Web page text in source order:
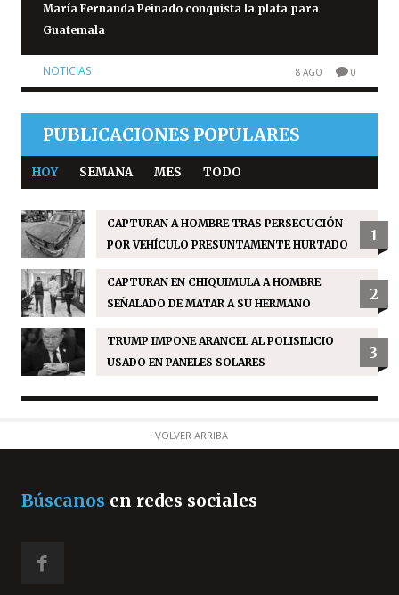
María Fernanda Peinado conquista la plata para
Guatemala
NOTICIAS 8 AGO 0
PUBLICACIONES POPULARES
HOY SEMANA MES TODO
CAPTURAN A HOMBRE TRAS PERSECUCIÓN
POR VEHÍCULO PRESUNTAMENTE HURTADO
1
CAPTURAN EN CHIQUIMULA A HOMBRE
SEÑALADO DE MATAR A SU HERMANO
2
TRUMP IMPONE ARANCEL AL POLISILICIO
USADO EN PANELES SOLARES
3
VOLVER ARRIBA
Búscanos en redes sociales